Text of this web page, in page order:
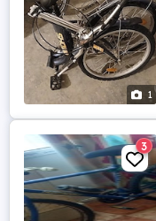
1
3